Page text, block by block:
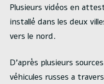
Plusieurs vidéos en
installé dans les deux
vers le nord.
D’après plusieurs
véhicules russes a